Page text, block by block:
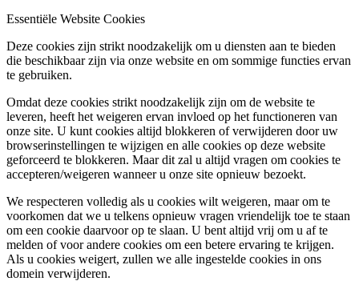
Essentiële Website Cookies
Deze cookies zijn strikt noodzakelijk om u diensten aan te bieden
die beschikbaar zijn via onze website en om sommige functies ervan
te gebruiken.
Omdat deze cookies strikt noodzakelijk zijn om de website te
leveren, heeft het weigeren ervan invloed op het functioneren van
onze site. U kunt cookies altijd blokkeren of verwijderen door uw
browserinstellingen te wijzigen en alle cookies op deze website
geforceerd te blokkeren. Maar dit zal u altijd vragen om cookies te
accepteren/weigeren wanneer u onze site opnieuw bezoekt.
We respecteren volledig als u cookies wilt weigeren, maar om te
voorkomen dat we u telkens opnieuw vragen vriendelijk toe te staan
om een cookie daarvoor op te slaan. U bent altijd vrij om u af te
melden of voor andere cookies om een betere ervaring te krijgen.
Als u cookies weigert, zullen we alle ingestelde cookies in ons
domein verwijderen.